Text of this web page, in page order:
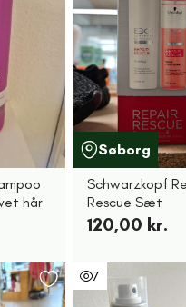
hår
Søborg
Schwarzkopf
Rescue Sæt
120,00 kr.
7